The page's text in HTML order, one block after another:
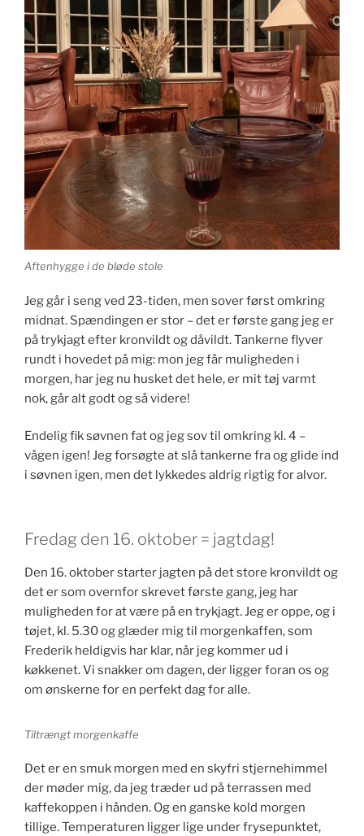
Aftenhygge i de bløde stole
Jeg går i seng ved 23-tiden, men sover først omkring
midnat. Spændingen er stor – det er første gang jeg er
på trykjagt efter kronvildt og dåvildt. Tankerne flyver
rundt i hovedet på mig: mon jeg får muligheden i
morgen, har jeg nu husket det hele, er mit tøj varmt
nok, går alt godt og så videre!
Endelig fik søvnen fat og jeg sov til omkring kl. 4 –
vågen igen! Jeg forsøgte at slå tankerne fra og glide ind
i søvnen igen, men det lykkedes aldrig rigtig for alvor.
Fredag den 16. oktober = jagtdag!
Den 16. oktober starter jagten på det store kronvildt og
det er som overnfor skrevet første gang, jeg har
muligheden for at være på en trykjagt. Jeg er oppe, og i
tøjet, kl. 5.30 og glæder mig til morgenkaffen, som
Frederik heldigvis har klar, når jeg kommer ud i
køkkenet. Vi snakker om dagen, der ligger foran os og
om ønskerne for en perfekt dag for alle.
Tiltrængt morgenkaffe
Det er en smuk morgen med en skyfri stjernehimmel
der møder mig, da jeg træder ud på terrassen med
kaffekoppen i hånden. Og en ganske kold morgen
tillige. Temperaturen ligger lige under frysepunktet,